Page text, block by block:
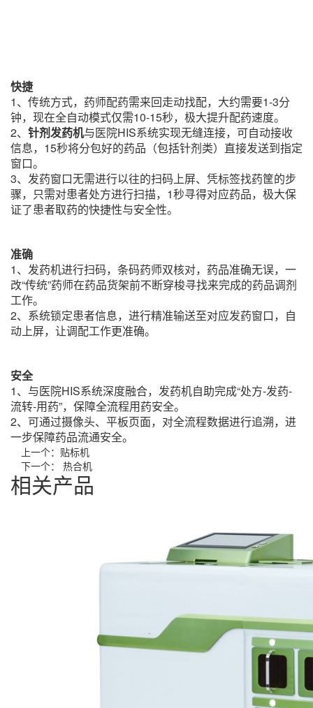
快捷
1、传统方式，药师配药需来回走动找配，大约需要1-3分
钟，现在全自动模式仅需10-15秒，极大提升配药速度。
2、 针剂发药机与医院HIS系统实现无缝连接，可自动接收
信息，15秒将分包好的药品（包括针剂类）直接发送到指定
窗口。
3、发药窗口无需进行以往的扫码上屏、凭标签找药筐的步
骤，只需对患者处方进行扫描，1秒寻得对应药品，极大保
证了患者取药的快捷性与安全性。
准确
1、发药机进行扫码，条码药师双核对，药品准确无误，一
改“传统”药师在药品货架前不断穿梭寻找来完成的药品调剂
工作。
2、系统锁定患者信息，进行精准输送至对应发药窗口，自
动上屏，让调配工作更准确。
安全
1、与医院HIS系统深度融合，发药机自助完成“处方-发药-
流转-用药”，保障全流程用药安全。
2、可通过摄像头、平板页面，对全流程数据进行追溯，进
一步保障药品流通安全。
上一个： 贴标机
下一个：
热合机
相关产品